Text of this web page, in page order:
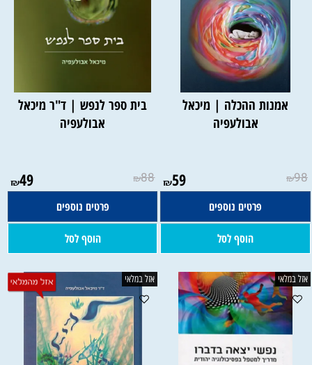
אמנות ההכלה | מיכאל
אבולעפיה
₪98
₪59
פרטים נוספים
הוסף לסל
בית ספר לנפש | ד"ר מיכאל
אבולעפיה
₪88
₪49
פרטים נוספים
הוסף לסל
אזל במלאי אזל במלאי